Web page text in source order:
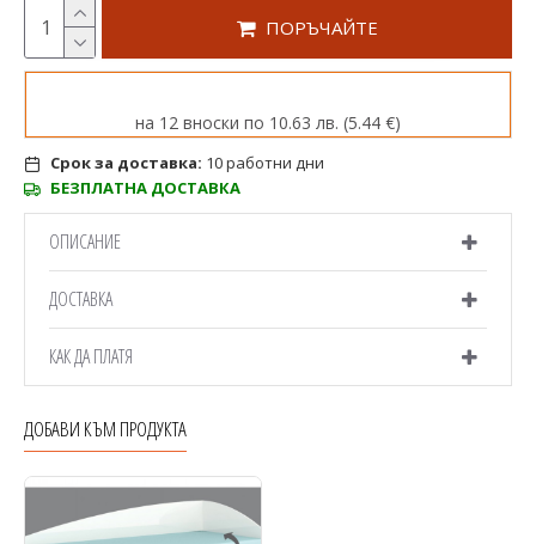
Срок за доставка: 10 работни дни
БЕЗПЛАТНА ДОСТАВКА
ПОРЪЧАЙТЕ
на 12 вноски по 10.63 лв. (5.44 €)
ДОБАВИ КЪМ ПРОДУКТА
ОПИСАНИЕ
ДОСТАВКА
КАК ДА ПЛАТЯ